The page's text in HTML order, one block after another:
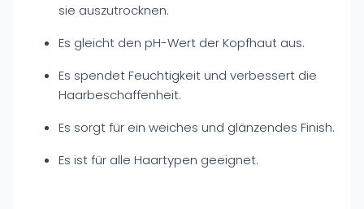
sie auszutrocknen.
Es gleicht den pH-Wert der Kopfhaut aus.
Es spendet Feuchtigkeit und verbessert die
Haarbeschaffenheit.
Es sorgt für ein weiches und glänzendes Finish.
Es ist für alle Haartypen geeignet.